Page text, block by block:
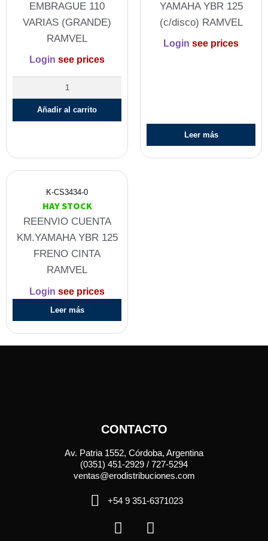
EMBRAGUE 110
VARIAS (GRANDE)
RAMVEL
Login see prices
Añadir al carrito
YAMAHA YBR 125
(c/disco) RAMVEL
Login see prices
Leer más
K-CS3434-0
HAY STOCK
REENVIO CUENTA
KM.YAMAHA YBR 125
FRENO CINTA
RAMVEL
Login see prices
Leer más
CONTACTO
Av. Patria 1552, Córdoba, Argentina
(0351) 451-2929 / 727-5294
ventas@erodistribuciones.com
+54 9 351-6371023